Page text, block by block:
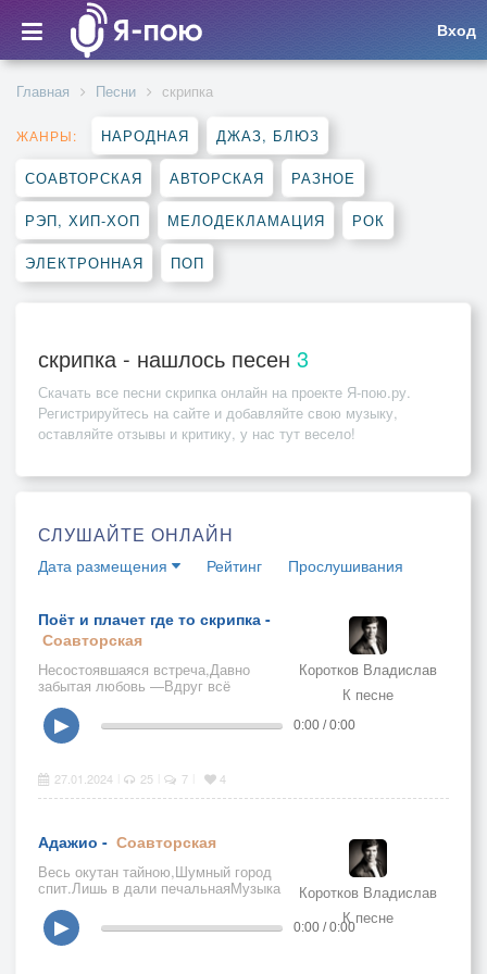
Вход
Главная Песни скрипка
ЖАНРЫ: НАРОДНАЯ ДЖАЗ, БЛЮЗ
СОАВТОРСКАЯ АВТОРСКАЯ РАЗНОЕ
РЭП, ХИП-ХОП МЕЛОДЕКЛАМАЦИЯ РОК
ЭЛЕКТРОННАЯ ПОП
скрипка - нашлось песен 3
Скачать все песни скрипка онлайн на проекте Я-пою.ру.
Регистрируйтесь на сайте и добавляйте свою музыку,
оставляйте отзывы и критику, у нас тут весело!
СЛУШАЙТЕ ОНЛАЙН
Дата размещения Рейтинг Прослушивания
Поёт и плачет где то скрипка -
Соавторская
Несостоявшаяся встреча,Давно
забытая любовь —Вдруг всё
явилось в этот вечерОжившей
музыкою снов.
Коротков Владислав
К песне
▶ 0:00 / 0:00
27.01.2024 25 7 4
Адажио - Соавторская
Весь окутан тайною,Шумный город
спит.Лишь в дали печальнаяМузыка
Коротков Владислав
К песне
▶ 0:00 / 0:00